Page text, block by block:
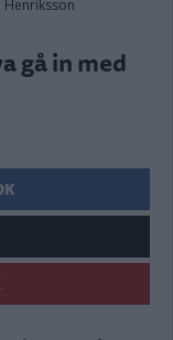
Henriksson
gå in med